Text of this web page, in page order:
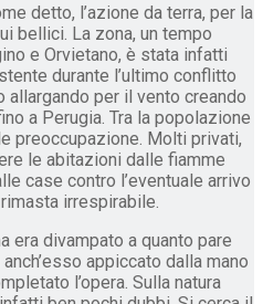
detto, l’azione da terra, per la
bellici. La zona, un tempo
e Orvietano, è stata infatti
durante l’ultimo conflitto
per il vento creando
a Perugia. Tra la popolazione
preoccupazione. Molti privati,
le abitazioni dalle fiamme
case contro l’eventuale arrivo
irrespirabile.
era divampato a quanto pare
appiccato dalla mano
l’opera. Sulla natura